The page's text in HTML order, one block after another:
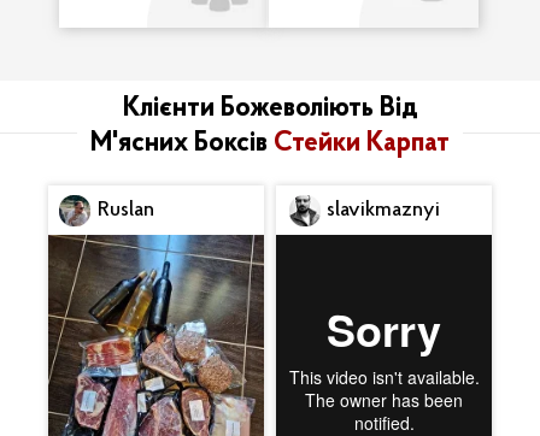
Клієнти Божеволіють Від
М'ясних Боксів Стейки Карпат
Ruslan slavikmaznyi